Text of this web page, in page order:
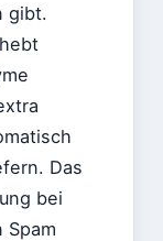
gibt.
hebt
Das
bei